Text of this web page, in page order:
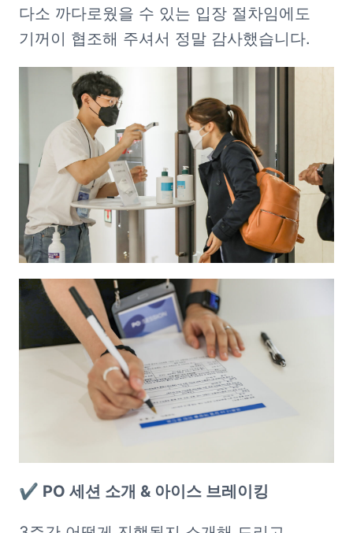
다소 까다로웠을 수 있는 입장 절차임에도
기꺼이 협조해 주셔서 정말 감사했습니다.
✔️ PO 세션 소개 & 아이스 브레이킹